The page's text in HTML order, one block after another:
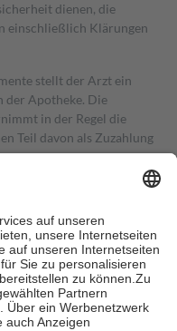
dienen, die
einschließlich Klärungen
stellt der Arzt ein
der Apotheke. Die
in der Regel die
Teil davon als Zuzahlung
in Höhe von zehn
mehr als die tatsächlichen
für Online-Apotheken.
beträgt die
zehn Euro je
ihre eigene Gesundheit zu